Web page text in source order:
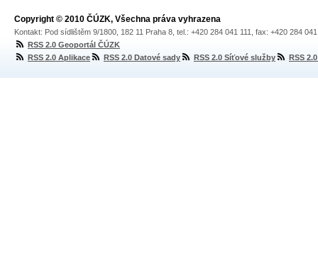
Copyright © 2010 ČÚZK, Všechna práva vyhrazena
Kontakt: Pod sídlištěm 9/1800, 182 11 Praha 8, tel.: +420 284 041 111, fax: +420 284
RSS 2.0 Geoportál ČÚZK
RSS 2.0 Aplikace
RSS 2.0 Datové sady RSS 2.0 Síťové služby RSS